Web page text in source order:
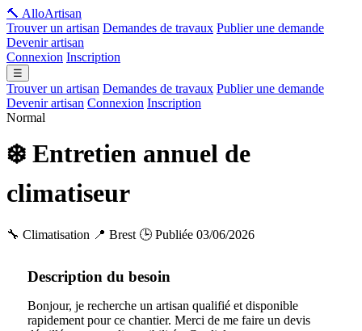
🔨 AlloArtisan
Trouver un artisan Demandes de travaux Publier une demande
Devenir artisan
Connexion Inscription
☰
Trouver un artisan Demandes de travaux Publier une demande
Devenir artisan Connexion Inscription
Normal
❄️ Entretien annuel de
climatiseur
🔧 Climatisation 📍 Brest 🕒 Publiée 03/06/2026
Description du besoin
Bonjour, je recherche un artisan qualifié et disponible
rapidement pour ce chantier. Merci de me faire un devis